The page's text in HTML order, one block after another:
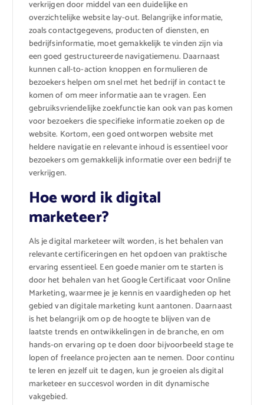
verkrijgen door middel van een duidelijke en
overzichtelijke website lay-out. Belangrijke informatie,
zoals contactgegevens, producten of diensten, en
bedrijfsinformatie, moet gemakkelijk te vinden zijn via
een goed gestructureerde navigatiemenu. Daarnaast
kunnen call-to-action knoppen en formulieren de
bezoekers helpen om snel met het bedrijf in contact te
komen of om meer informatie aan te vragen. Een
gebruiksvriendelijke zoekfunctie kan ook van pas komen
voor bezoekers die specifieke informatie zoeken op de
website. Kortom, een goed ontworpen website met
heldere navigatie en relevante inhoud is essentieel voor
bezoekers om gemakkelijk informatie over een bedrijf te
verkrijgen.
Hoe word ik digital
marketeer?
Als je digital marketeer wilt worden, is het behalen van
relevante certificeringen en het opdoen van praktische
ervaring essentieel. Een goede manier om te starten is
door het behalen van het Google Certificaat voor Online
Marketing, waarmee je je kennis en vaardigheden op het
gebied van digitale marketing kunt aantonen. Daarnaast
is het belangrijk om op de hoogte te blijven van de
laatste trends en ontwikkelingen in de branche, en om
hands-on ervaring op te doen door bijvoorbeeld stage te
lopen of freelance projecten aan te nemen. Door continu
te leren en jezelf uit te dagen, kun je groeien als digital
marketeer en succesvol worden in dit dynamische
vakgebied.